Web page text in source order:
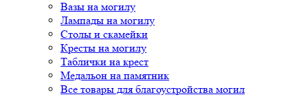
Вазы на могилу
Лампады на могилу
Столы и скамейки
Кресты на могилу
Таблички на крест
Медальон на памятник
Все товары для благоустройства могил